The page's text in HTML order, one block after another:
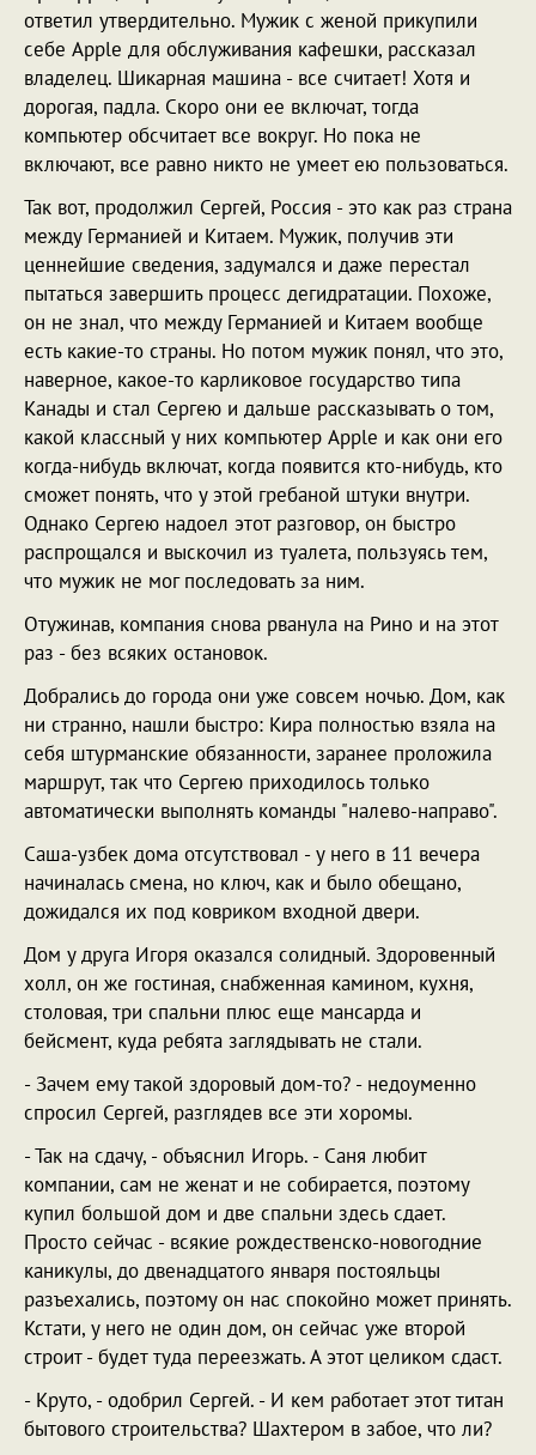
ответил утвердительно. Мужик с женой прикупили
себе Apple для обслуживания кафешки, рассказал
владелец. Шикарная машина - все считает! Хотя и
дорогая, падла. Скоро они ее включат, тогда
компьютер обсчитает все вокруг. Но пока не
включают, все равно никто не умеет ею пользоваться.
Так вот, продолжил Сергей, Россия - это как раз страна
между Германией и Китаем. Мужик, получив эти
ценнейшие сведения, задумался и даже перестал
пытаться завершить процесс дегидратации. Похоже,
он не знал, что между Германией и Китаем вообще
есть какие-то страны. Но потом мужик понял, что это,
наверное, какое-то карликовое государство типа
Канады и стал Сергею и дальше рассказывать о том,
какой классный у них компьютер Apple и как они его
когда-нибудь включат, когда появится кто-нибудь, кто
сможет понять, что у этой гребаной штуки внутри.
Однако Сергею надоел этот разговор, он быстро
распрощался и выскочил из туалета, пользуясь тем,
что мужик не мог последовать за ним.
Отужинав, компания снова рванула на Рино и на этот
раз - без всяких остановок.
Добрались до города они уже совсем ночью. Дом, как
ни странно, нашли быстро: Кира полностью взяла на
себя штурманские обязанности, заранее проложила
маршрут, так что Сергею приходилось только
автоматически выполнять команды "налево-направо".
Саша-узбек дома отсутствовал - у него в 11 вечера
начиналась смена, но ключ, как и было обещано,
дожидался их под ковриком входной двери.
Дом у друга Игоря оказался солидный. Здоровенный
холл, он же гостиная, снабженная камином, кухня,
столовая, три спальни плюс еще мансарда и
бейсмент, куда ребята заглядывать не стали.
- Зачем ему такой здоровый дом-то? - недоуменно
спросил Сергей, разглядев все эти хоромы.
- Так на сдачу, - объяснил Игорь. - Саня любит
компании, сам не женат и не собирается, поэтому
купил большой дом и две спальни здесь сдает.
Просто сейчас - всякие рождественско-новогодние
каникулы, до двенадцатого января постояльцы
разъехались, поэтому он нас спокойно может принять.
Кстати, у него не один дом, он сейчас уже второй
строит - будет туда переезжать. А этот целиком сдаст.
- Круто, - одобрил Сергей. - И кем работает этот титан
бытового строительства? Шахтером в забое, что ли?